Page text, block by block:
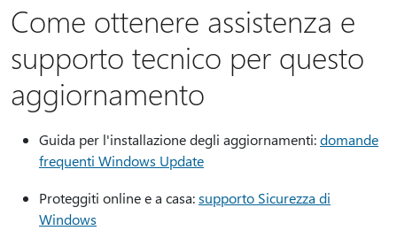
Come ottenere assistenza e
supporto tecnico per questo
aggiornamento
Guida per l'installazione degli aggiornamenti:domande
frequenti Windows Update
Proteggiti online e a casa:supporto Sicurezza di
Windows